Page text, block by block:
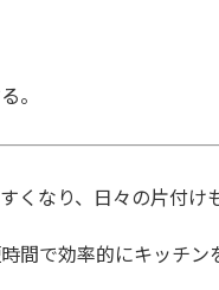
。
なり、日々の片付け
間で効率的にキッチン